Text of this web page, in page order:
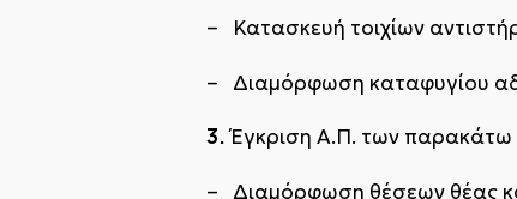
– Κατασκευή τοιχίων
– Διαμόρφωση καταφυγίου
3.Έγκριση Α.Π. των παρακάτω
– Διαμόρφωση θέσεων θέας